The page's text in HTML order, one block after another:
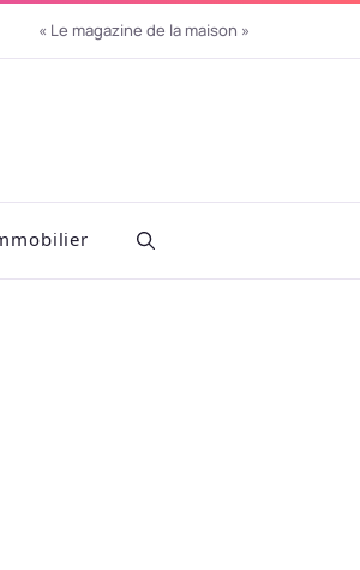
« Le magazine de la maison »